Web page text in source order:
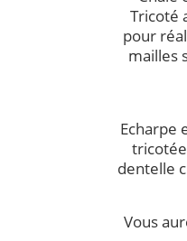
Tricoté
pour
mailles
Echarpe
dentelle
Vous